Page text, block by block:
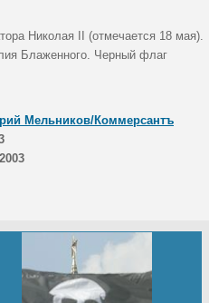
Николая II (отмечается 18 мая).
Блаженного. Черный флаг
Мельников/Коммерсантъ